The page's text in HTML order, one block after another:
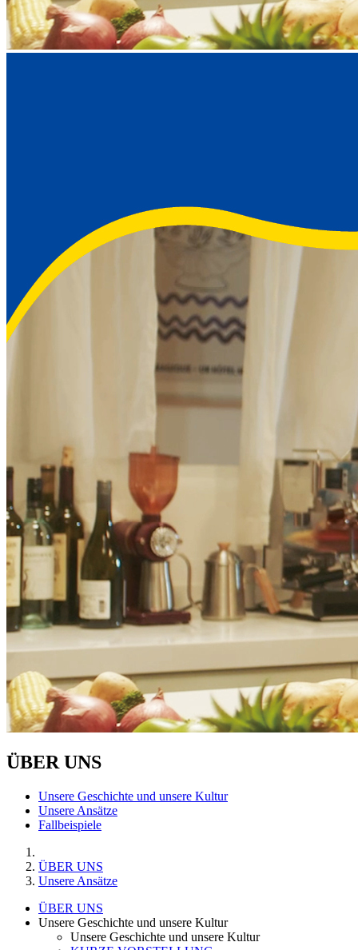
ÜBER UNS
Unsere Geschichte und unsere Kultur
Unsere Ansätze
Fallbeispiele
ÜBER UNS
Unsere Ansätze
ÜBER UNS
Unsere Geschichte und unsere Kultur
Unsere Geschichte und unsere Kultur